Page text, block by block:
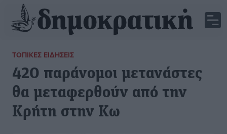
ΤΟΠΙΚΈΣ ΕΙΔΉΣΕΙΣ
420 παράνομοι μετανάστες
θα μεταφερθούν από την
Κρήτη στην Κω